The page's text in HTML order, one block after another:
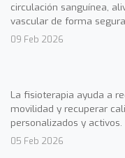
circulación sanguínea,
vascular de forma
09 Feb 2026
La fisioterapia ayuda a
movilidad y recuperar
personalizados y activos.
05 Feb 2026